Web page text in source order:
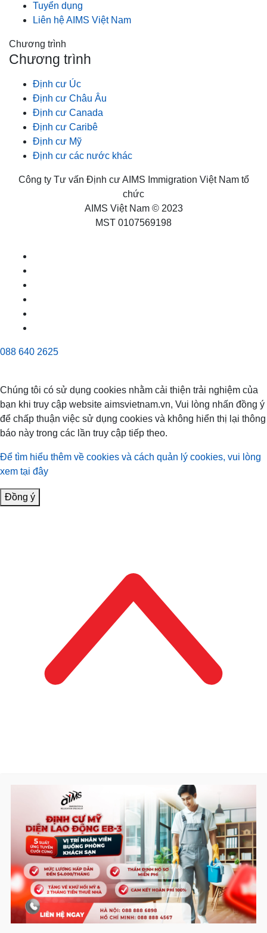
Tuyển dụng
Liên hệ AIMS Việt Nam
Chương trình
Chương trình
Định cư Úc
Định cư Châu Âu
Định cư Canada
Định cư Caribê
Định cư Mỹ
Định cư các nước khác
Công ty Tư vấn Định cư AIMS Immigration Việt Nam tổ
chức
AIMS Việt Nam © 2023
MST 0107569198
088 640 2625
Chúng tôi có sử dụng cookies nhằm cải thiện trải nghiệm của
bạn khi truy cập website aimsvietnam.vn, Vui lòng nhấn đồng ý
để chấp thuận việc sử dụng cookies và không hiển thị lại thông
báo này trong các lần truy cập tiếp theo.
Để tìm hiểu thêm về cookies và cách quản lý cookies, vui lòng
xem tại đây
Đồng ý